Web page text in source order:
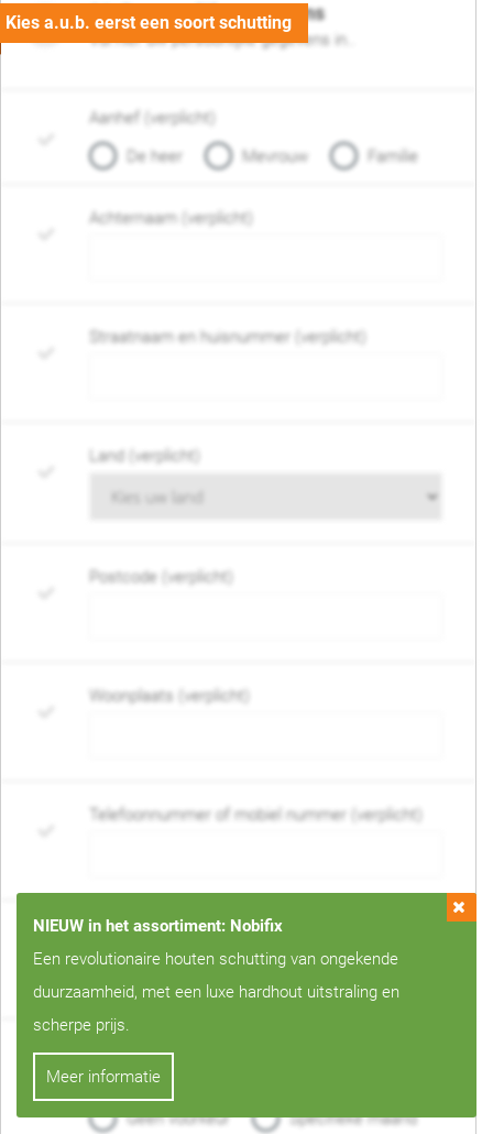
06. Persoonlijke gegevens
Vul hier uw persoonlijke gegevens in..
Aanhef (verplicht)
De heer
Mevrouw Familie
Achternaam (verplicht)
Straatnaam en huisnummer (verplicht)
Land (verplicht)
Postcode (verplicht)
Woonplaats (verplicht)
Telefoonnummer of mobiel nummer (verplicht)
E-mail adres (verplicht)
(verplicht)
Geen voorkeur
Specifieke maand
NIEUW in het assortiment: Nobifix
Een revolutionaire houten schutting van ongekende
duurzaamheid, met een luxe hardhout uitstraling en
scherpe prijs.
Meer informatie